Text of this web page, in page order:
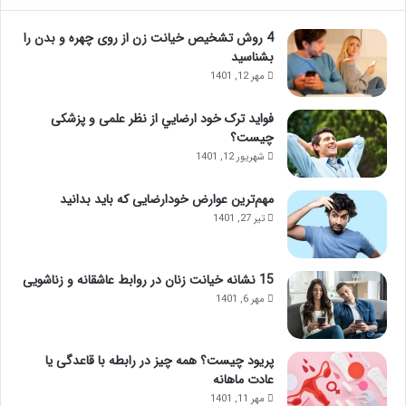
4 روش تشخیص خیانت زن از روی چهره و بدن را
بشناسید
مهر 12, 1401
فواید ترک خود ارضايي از نظر علمی و پزشکی
چیست؟
شهریور 12, 1401
مهم‌ترین عوارض خودارضایی که باید بدانید
تیر 27, 1401
15 نشانه خیانت زنان در روابط عاشقانه و زناشویی
مهر 6, 1401
پریود چیست؟ همه چیز در رابطه با قاعدگی یا
عادت ماهانه
مهر 11, 1401